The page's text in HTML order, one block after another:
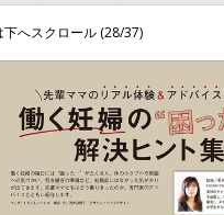
下へスクロール (28/37)